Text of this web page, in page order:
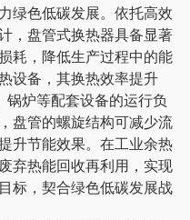
色低碳发展。依托高效
，盘管式换热器具备显著
耗，降低生产过程中的能
设备，其换热效率提升
锅炉等配套设备的运行负
盘管的螺旋结构可减少流
升节能效果。在工业余热
弃热能回收再利用，实现
标，契合绿色低碳发展战